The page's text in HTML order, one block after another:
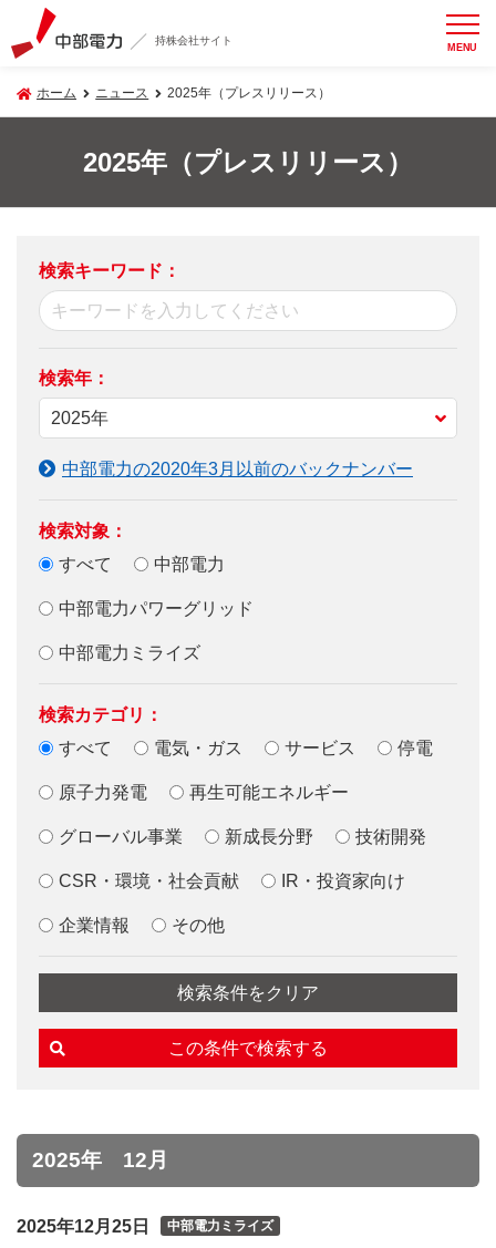
持株会社サイト MENU
ホーム ニュース 2025年（プレスリリース）
2025年（プレスリリース）
検索キーワード：
検索年：
中部電力の2020年3月以前のバックナンバー
検索対象：
すべて
中部電力
中部電力パワーグリッド
中部電力ミライズ
検索カテゴリ：
すべて
電気・ガス サービス 停電
原子力発電 再生可能エネルギー
グローバル事業 新成長分野 技術開発
CSR・環境・社会貢献 IR・投資家向け
企業情報 その他
2025年 12月
2025年12月25日 中部電力ミライズ